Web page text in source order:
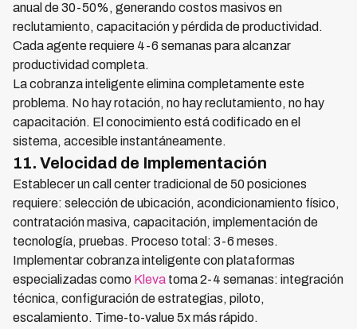
anual de 30-50%, generando costos masivos en
reclutamiento, capacitación y pérdida de productividad.
Cada agente requiere 4-6 semanas para alcanzar
productividad completa.
La cobranza inteligente elimina completamente este
problema. No hay rotación, no hay reclutamiento, no hay
capacitación. El conocimiento está codificado en el
sistema, accesible instantáneamente.
11. Velocidad de Implementación
Establecer un call center tradicional de 50 posiciones
requiere: selección de ubicación, acondicionamiento físico,
contratación masiva, capacitación, implementación de
tecnología, pruebas. Proceso total: 3-6 meses.
Implementar cobranza inteligente con plataformas
especializadas como Kleva toma 2-4 semanas: integración
técnica, configuración de estrategias, piloto,
escalamiento. Time-to-value 5x más rápido.